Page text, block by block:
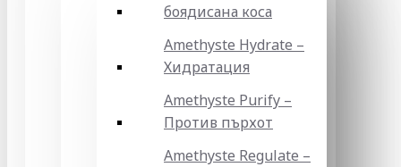
боядисана коса
Amethyste Hydrate –
Хидратация
Amethyste Purify –
Против пърхот
Amethyste Regulate –